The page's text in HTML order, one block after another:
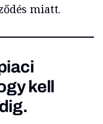
miatt.
kell